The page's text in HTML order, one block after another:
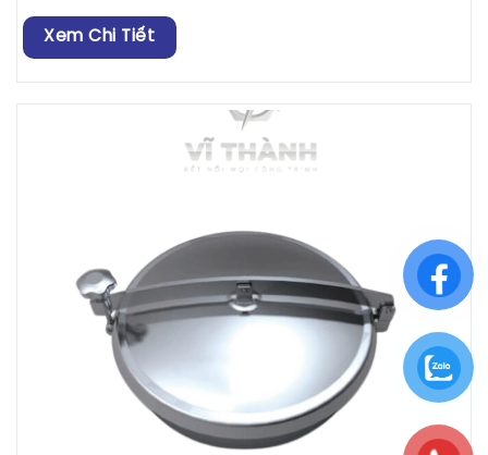
Xem Chi Tiết